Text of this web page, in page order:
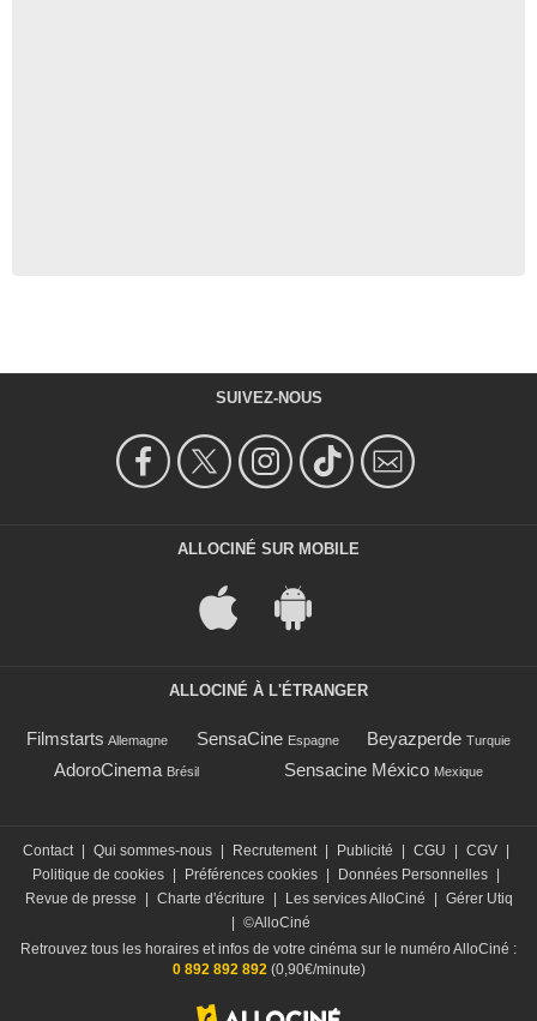
SUIVEZ-NOUS
ALLOCINÉ SUR MOBILE
ALLOCINÉ À L'ÉTRANGER
Filmstarts Allemagne SensaCine Espagne Beyazperde Turquie
AdoroCinema Brésil Sensacine México Mexique
Contact | Qui sommes-nous | Recrutement | Publicité | CGU | CGV |
Politique de cookies | Préférences cookies | Données Personnelles |
Revue de presse
| Charte d'écriture | Les services AlloCiné | Gérer Utiq
| ©AlloCiné
Retrouvez tous les horaires et infos de votre cinéma sur le numéro AlloCiné :
0 892 892 892 (0,90€/minute)